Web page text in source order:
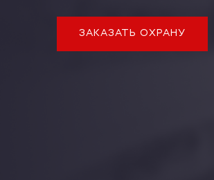
ЗАКАЗАТЬ ОХРАНУ